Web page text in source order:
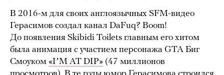
В 2016-м для своих англоязычных SFM-видео
Герасимов создал канал DaFuq? Boom!
До появления Skibidi Toilets главным его хитом
была анимация с участием персонажа GTA Биг
Смоуком «IʼM AT DIP» (47 миллионов